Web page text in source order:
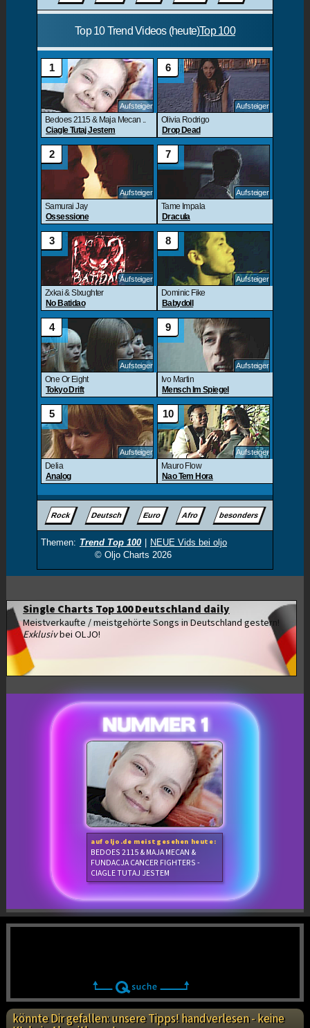
Single Charts Top 100 Deutschland daily
Meistverkaufte / meistgehörte Songs in Deutschland gestern!
Exklusivbei OLJO!
auf oljo.de meistgesehen heute:
BEDOES 2115 & MAJA MECAN &
FUNDACJA CANCER FIGHTERS -
CIAGLE TUTAJ JESTEM
könnte Dir gefallen: unsere Tipps! handverlesen - keine